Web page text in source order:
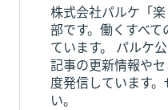
株式会社パルケ「
部です。働くすべ
ています。 パルケ
記事の更新情報や
度発信しています
い。